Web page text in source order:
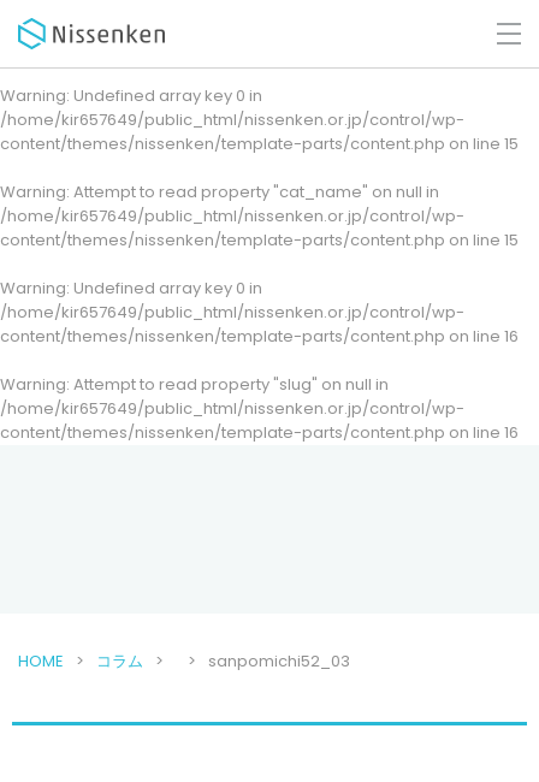
Warning: Undefined array key 0 in
/home/kir657649/public_html/nissenken.or.jp/control/wp-
content/themes/nissenken/template-parts/content.php on line 15
Warning: Attempt to read property "cat_name" on null in
/home/kir657649/public_html/nissenken.or.jp/control/wp-
content/themes/nissenken/template-parts/content.php on line 15
Warning: Undefined array key 0 in
/home/kir657649/public_html/nissenken.or.jp/control/wp-
content/themes/nissenken/template-parts/content.php on line 16
Warning: Attempt to read property "slug" on null in
/home/kir657649/public_html/nissenken.or.jp/control/wp-
content/themes/nissenken/template-parts/content.php on line 16
HOME コラム sanpomichi52_03